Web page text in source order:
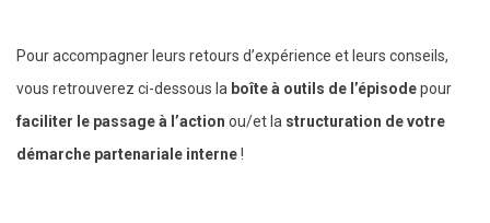
Pour accompagner leurs retours d’expérience et leurs conseils,
vous retrouverez ci-dessous la boîte à outils de l’épisodepour
faciliter le passage à l’action ou/et la structuration de votre
démarche partenariale interne!